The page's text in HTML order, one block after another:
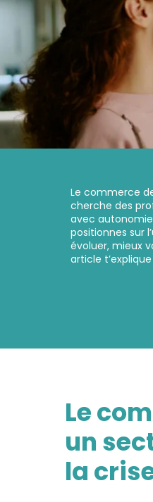
Le commerce
cherche des
avec
positionnes sur
évoluer, mieux
article
Le
un
la